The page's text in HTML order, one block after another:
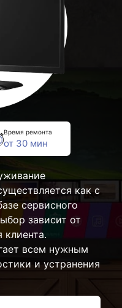
Время ремонта
от 30 мин
как с
сервисного
зависит от
всем нужным
и устранения